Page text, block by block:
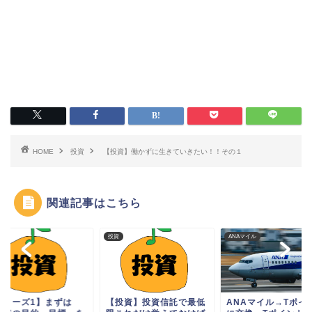
HOME 投資 【投資】働かずに生きていきたい！！その１
関連記事はこちら
リーズ1】まずは
投資
【投資】投資信託で最低
ANAマイル
ANAマイル→Tポイ